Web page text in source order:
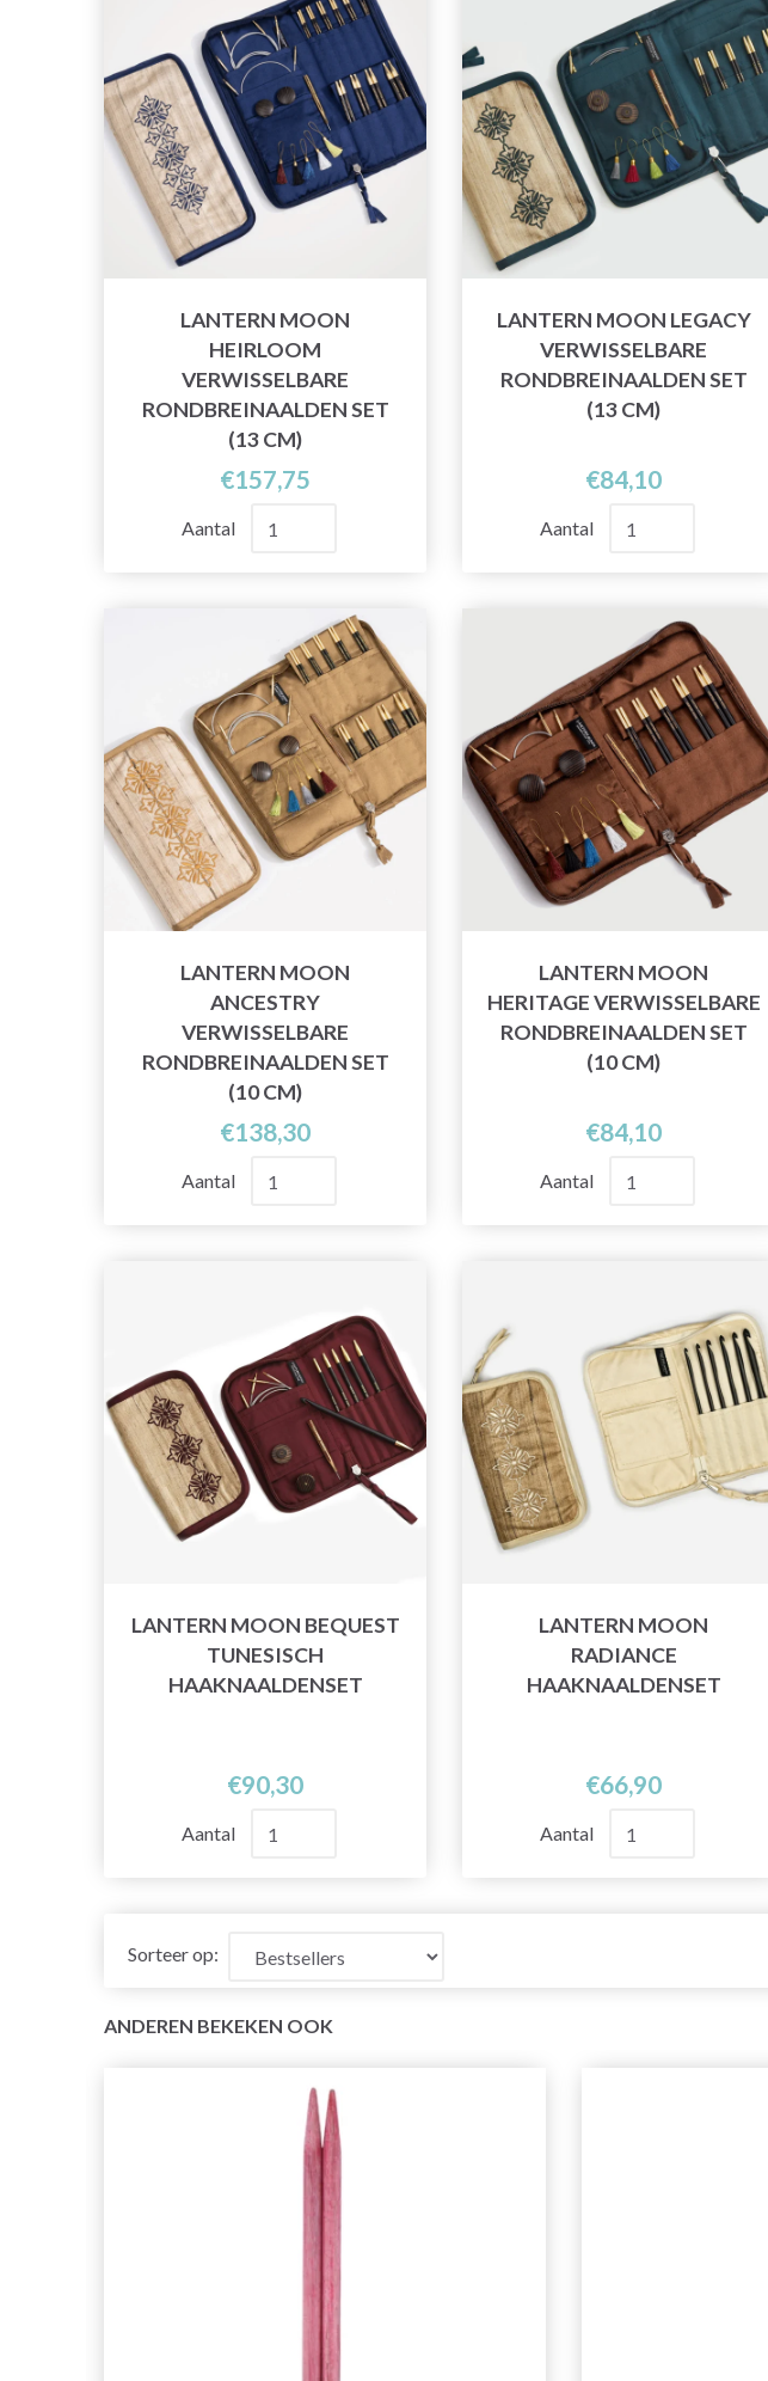
LANTERN MOON
HEIRLOOM
VERWISSELBARE
RONDBREINAALDEN SET
(13 CM)
€157,75
Aantal
LANTERN MOON LEGACY
VERWISSELBARE
RONDBREINAALDEN SET
(13 CM)
€84,10
Aantal
LANTERN MOON
ANCESTRY
VERWISSELBARE
RONDBREINAALDEN SET
(10 CM)
€138,30
Aantal
LANTERN MOON
HERITAGE VERWISSELBARE
RONDBREINAALDEN SET
(10 CM)
€84,10
Aantal
LANTERN MOON BEQUEST
TUNESISCH
HAAKNAALDENSET
€90,30
Aantal
LANTERN MOON
RADIANCE
HAAKNAALDENSET
€66,90
Aantal
Sorteer op:
ANDEREN BEKEKEN OOK